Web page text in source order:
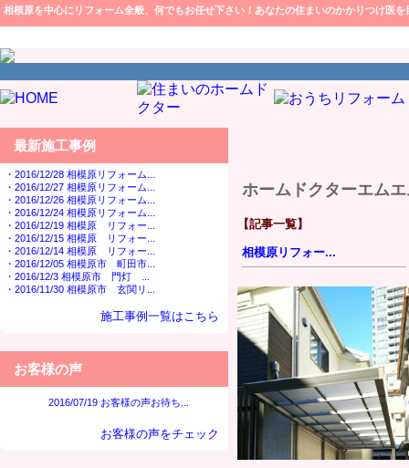
相模原を中心にリフォーム全般、何でもお任せ下さい！あなたの住まいのかかりつけ医を
最新施工事例
・2016/12/28 相模原リフォーム...
・2016/12/27 相模原リフォーム...
・2016/12/26 相模原リフォーム...
・2016/12/24 相模原リフォーム...
・2016/12/19 相模原 リフォー...
・2016/12/15 相模原 リフォー...
・2016/12/14 相模原 リフォー...
・2016/12/05 相模原市 町田市...
・2016/12/3 相模原市 門灯 ...
・2016/11/30 相模原市 玄関リ...
施工事例一覧はこちら
お客様の声
2016/07/19 お客様の声お待ち...
お客様の声をチェック
ホームドクターエム
【記事一覧】
相模原リフォー...